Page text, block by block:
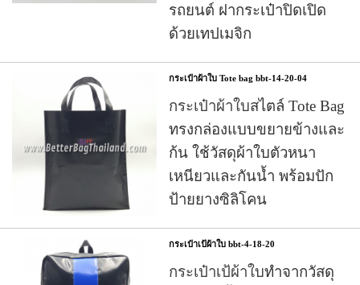
รถยนต์ ฝากระเป๋าปิดเปิด
ด้วยเทปเมจิก
กระเป๋าผ้าใบ Tote bag bbt-14-20-04
กระเป๋าผ้าใบสไตล์ Tote Bag
ทรงกล่องแบบขยายข้างและ
ก้น ใช้วัสดุผ้าใบตัวหนา
เหนียวและกันน้ำ พร้อมปัก
ป้ายยางซิลิโคน
กระเป๋าเป้ผ้าใบ bbt-4-18-20
กระเป๋าเป้ผ้าใบทำจากวัสดุ